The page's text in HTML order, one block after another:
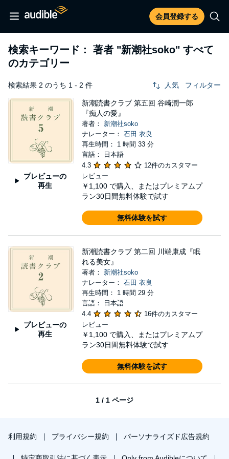
会員登録する
検索キーワード： 著者 "新潮社soko" すべて
のカテゴリー
検索結果 2 のうち 1 - 2 件 人気 フィルター
プレビューの
再生
新潮読書クラブ 第五回 谷崎潤一郎
『痴人の愛』
著者： 新潮社soko
ナレーター： 石田 衣良
再生時間： 1 時間 33 分
言語： 日本語
4.3
12件のカスタマー
レビュー
￥1,100 で購入、またはプレミアムプ
ラン30日間無料体験で試す
無料体験を試す
プレビューの
再生
新潮読書クラブ 第二回 川端康成『眠
れる美女』
著者： 新潮社soko
ナレーター： 石田 衣良
再生時間： 1 時間 29 分
言語： 日本語
4.4
16件のカスタマー
レビュー
￥1,100 で購入、またはプレミアムプ
ラン30日間無料体験で試す
無料体験を試す
1 / 1 ページ
利用規約 プライバシー規約 パーソナライズド広告規約